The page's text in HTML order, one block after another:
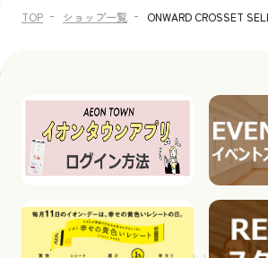
TOP ショップ一覧 ONWARD CROSSET